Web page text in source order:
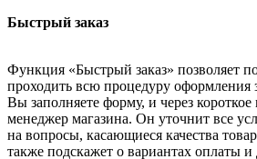
Быстрый заказ
Функция «Быстрый заказ» позволяет
проходить всю процедуру оформления
Вы заполняете форму, и через
менеджер магазина. Он уточнит все
на вопросы, касающиеся качества
также подскажет о вариантах оплаты и